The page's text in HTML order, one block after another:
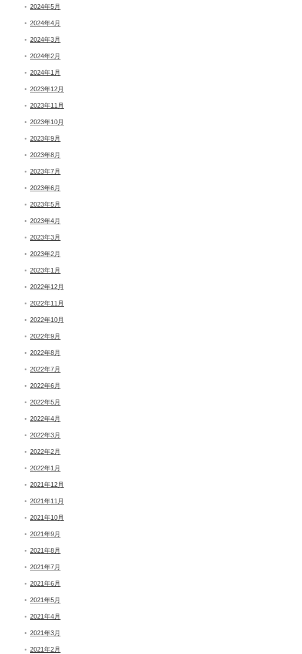
2024年5月
2024年4月
2024年3月
2024年2月
2024年1月
2023年12月
2023年11月
2023年10月
2023年9月
2023年8月
2023年7月
2023年6月
2023年5月
2023年4月
2023年3月
2023年2月
2023年1月
2022年12月
2022年11月
2022年10月
2022年9月
2022年8月
2022年7月
2022年6月
2022年5月
2022年4月
2022年3月
2022年2月
2022年1月
2021年12月
2021年11月
2021年10月
2021年9月
2021年8月
2021年7月
2021年6月
2021年5月
2021年4月
2021年3月
2021年2月